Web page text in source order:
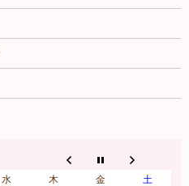
水 木 金 土